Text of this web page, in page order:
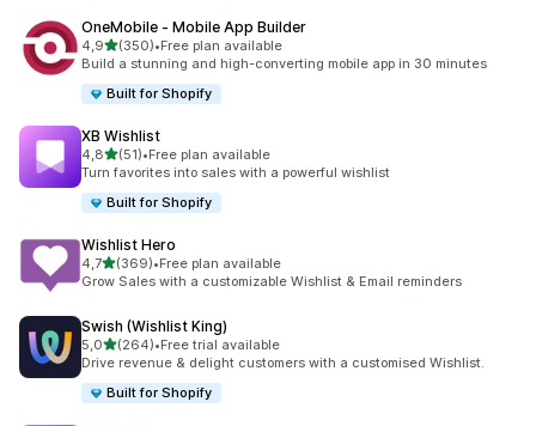
OneMobile ‑ Mobile App Builder
4,9av 5 stjerner
(350)
Totalt 350 omtaler
•Free plan available
Build a stunning and high-converting mobile app in 30 minutes
Built for Shopify
XB Wishlist
4,8av 5 stjerner
(51)
Totalt 51 omtaler
•Free plan available
Turn favorites into sales with a powerful wishlist
Built for Shopify
Wishlist Hero
4,7av 5 stjerner
(369)
Totalt 369 omtaler
•Free plan available
Grow Sales with a customizable Wishlist & Email reminders
Swish (Wishlist King)
5,0av 5 stjerner
(264)
Totalt 264 omtaler
•Free trial available
Drive revenue & delight customers with a customised Wishlist.
Built for Shopify